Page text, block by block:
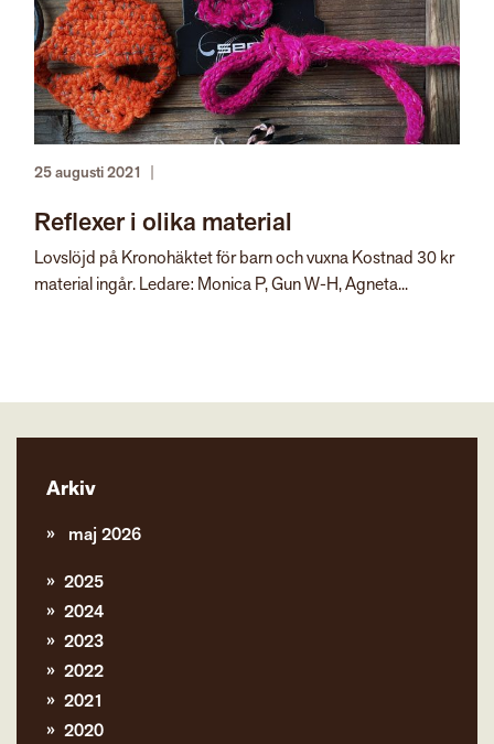
25 augusti 2021 |
Reflexer i olika material
Lovslöjd på Kronohäktet för barn och vuxna Kostnad 30 kr
material ingår. Ledare: Monica P, Gun W-H, Agneta...
Arkiv
maj 2026
2025
2024
2023
2022
2021
2020